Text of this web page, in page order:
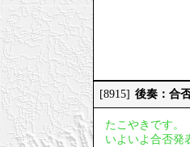
[8915] 後奏：合
たこやきです。
いよいよ合否発